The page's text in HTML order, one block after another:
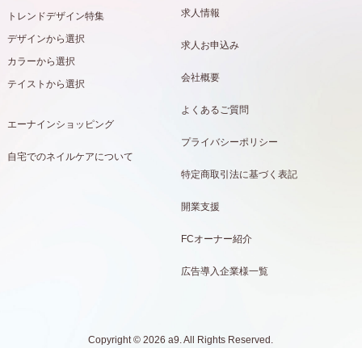
トレンドデザイン特集
デザインから選択
カラーから選択
テイストから選択
エーナインショッピング
自宅でのネイルケアについて
求人情報
求人お申込み
会社概要
よくあるご質問
プライバシーポリシー
特定商取引法に基づく表記
開業支援
FCオーナー紹介
広告導入企業様一覧
Copyright © 2026 a9. All Rights Reserved.